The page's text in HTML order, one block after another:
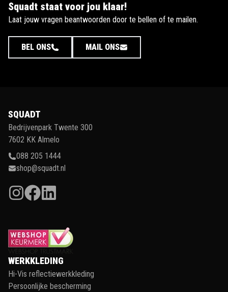
Squadt staat voor jou klaar!
Laat jouw vragen beantwoorden door te bellen of te mailen.
BEL ONS MAIL ONS
SQUADT
Bedrijvenpark Twente 300
7602 KK Almelo
088 205 1444
shop@squadt.nl
WERKKLEDING
Hi-Vis reflectiewerkkleding
Persoonlijke bescherming